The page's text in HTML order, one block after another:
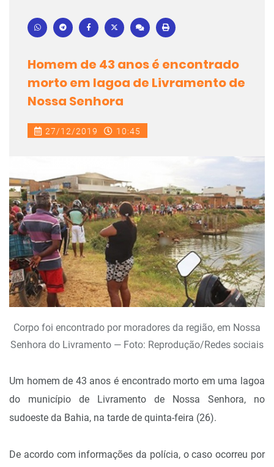
Homem de 43 anos é encontrado
morto em lagoa de Livramento de
Nossa Senhora
27/12/2019 10:45
Corpo foi encontrado por moradores da região, em Nossa
Senhora do Livramento — Foto: Reprodução/Redes sociais
Um homem de 43 anos é encontrado morto em uma lagoa
do município de Livramento de Nossa Senhora, no
sudoeste da Bahia, na tarde de quinta-feira (26).
De acordo com informações da polícia, o caso ocorreu por